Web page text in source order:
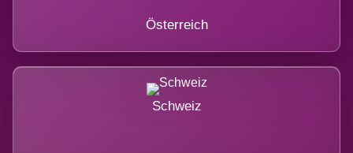
Österreich
Schweiz